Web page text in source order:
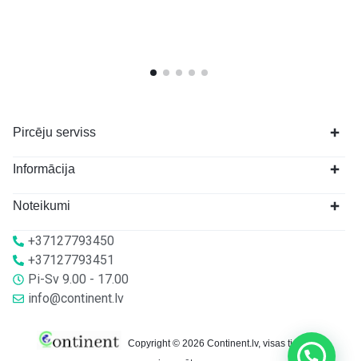
Pircēju serviss
Informācija
Noteikumi
+37127793450
+37127793451
Pi-Sv 9.00 - 17.00
info@continent.lv
Copyright © 2026 Continent.lv, visas tiesības